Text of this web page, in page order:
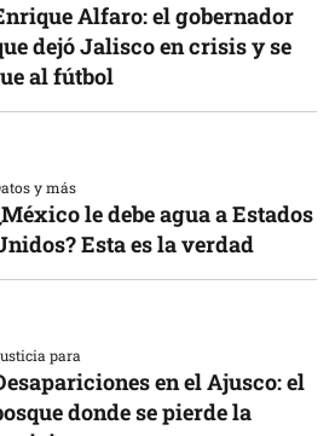
Alfaro: el gobernador
dejó Jalisco en crisis y se
al fútbol
y más
le debe agua a Estados
Esta es la verdad
para
en el Ajusco: el
donde se pierde la